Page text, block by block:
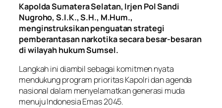
Kapolda Sumatera Selatan, Irjen Pol Sandi
Nugroho, S.I.K., S.H., M.Hum.,
menginstruksikan penguatan strategi
pemberantasan narkotika secara besar-besaran
di wilayah hukum Sumsel.
Langkah ini diambil sebagai komitmen nyata
mendukung program prioritas Kapolri dan agenda
nasional dalam menyelamatkan generasi muda
menuju Indonesia Emas 2045.